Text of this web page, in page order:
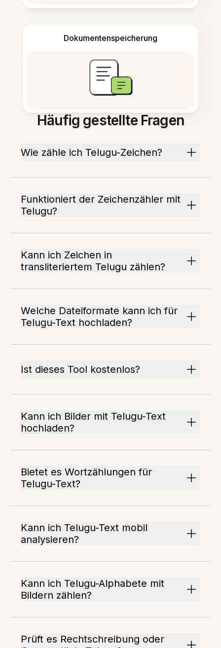
Dokumentenspeicherung
Häufig gestellte Fragen
Wie zähle ich Telugu-Zeichen?
Funktioniert der Zeichenzähler mit
Telugu?
Kann ich Zeichen in
transliteriertem Telugu zählen?
Welche Dateiformate kann ich für
Telugu-Text hochladen?
Ist dieses Tool kostenlos?
Kann ich Bilder mit Telugu-Text
hochladen?
Bietet es Wortzählungen für
Telugu-Text?
Kann ich Telugu-Text mobil
analysieren?
Kann ich Telugu-Alphabete mit
Bildern zählen?
Prüft es Rechtschreibung oder